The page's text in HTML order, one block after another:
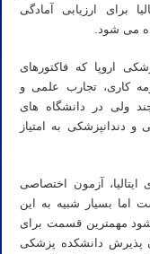
برای ارزیابی آمادگی
می شود.
اروپا که فاکتورهای
کاری، تجارب علمی و
ولی در دانشگاه های
دندانپزشکی به امتیاز
آزمون اختصاصی
اما بسیار شبیه به این
مهمترین قسمت برای
پذیرش دانشکده پزشکی